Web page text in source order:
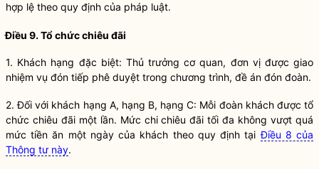
hợp lệ theo quy định của pháp luật.
Điều 9. Tổ chức chiêu đãi
1. Khách hạng đặc biệt: Thủ trưởng cơ quan, đơn vị được giao
nhiệm vụ đón tiếp phê duyệt trong chương trình, đề án đón đoàn.
2. Đối với khách hạng A, hạng B, hạng C: Mỗi đoàn khách được tổ
chức chiêu đãi một lần. Mức chi chiêu đãi tối đa không vượt quá
mức tiền ăn một ngày của khách theo quy định tạiĐiều 8 của
Thông tư này.